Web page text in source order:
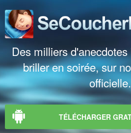
Des milliers
briller en soirée, sur
officielle.
TÉLÉCHARGER